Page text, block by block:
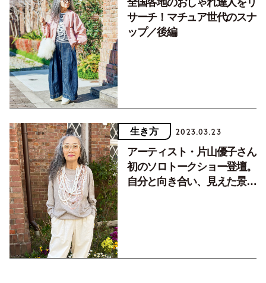
サーチ！マチュア世代のスナ
ップ／後編
生き方 2023.03.23
アーティスト・片山優子さん
初のソロトークショー登壇。
自分と向き合い、見えた景色